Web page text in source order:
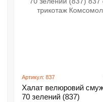
Артикул: 837
Халат велюровий
70 зелений (837)